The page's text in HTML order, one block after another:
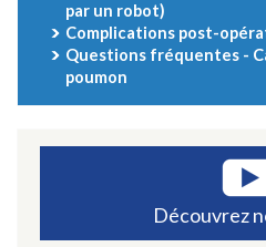
par un robot)
Complications post-
Questions fréquentes -
poumon
Découvrez